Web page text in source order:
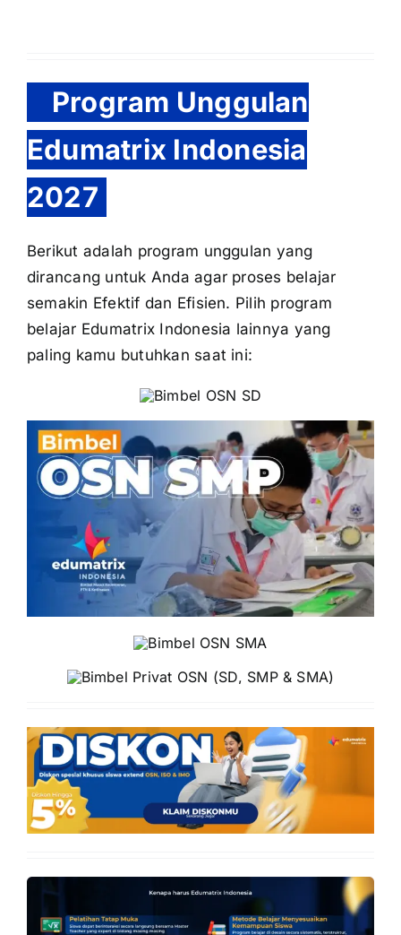
Program Unggulan
Edumatrix Indonesia
2027
Berikut adalah program unggulan yang
dirancang untuk Anda agar proses belajar
semakin Efektif dan Efisien. Pilih program
belajar Edumatrix Indonesia lainnya yang
paling kamu butuhkan saat ini: